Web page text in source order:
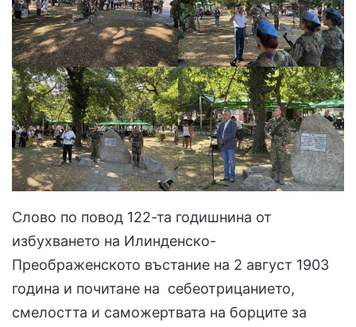
Слово по повод 122-та годишнина от
избухването на Илинденско-
Преображенското въстание на 2 август 1903
година и почитане на себеотрицанието,
смелостта и саможертвата на борците за